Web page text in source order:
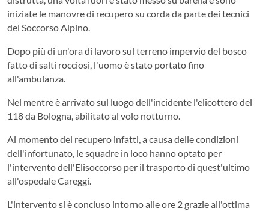
iniziate le manovre di recupero su corda da parte dei tecnici
del Soccorso Alpino.
Dopo più di un'ora di lavoro sul terreno impervio del bosco
fatto di salti rocciosi, l'uomo è stato portato fino
all'ambulanza.
Nel mentre è arrivato sul luogo dell'incidente l'elicottero del
118 da Bologna, abilitato al volo notturno.
Al momento del recupero infatti, a causa delle condizioni
dell'infortunato, le squadre in loco hanno optato per
l'intervento dell'Elisoccorso per il trasporto di quest'ultimo
all'ospedale Careggi.
L'intervento si è concluso intorno alle ore 2 grazie all'ottima